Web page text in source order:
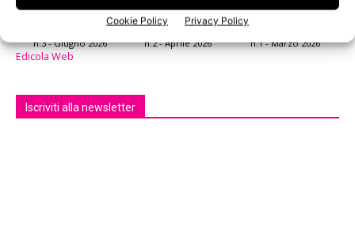
Cookie Policy Privacy Policy
n.3 - Giugno 2026 n.2 - Aprile 2026 n.1 - Marzo 2026
Edicola Web
Iscriviti alla newsletter